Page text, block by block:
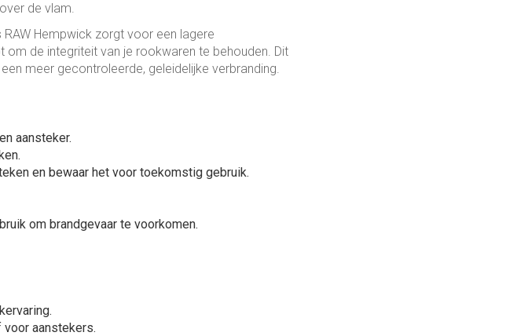
de vlam.
Hempwick zorgt voor een lagere
de integriteit van je rookwaren te behouden. Dit
meer gecontroleerde, geleidelijke verbranding.
aansteker.
en bewaar het voor toekomstig gebruik.
om brandgevaar te voorkomen.
aanstekers.